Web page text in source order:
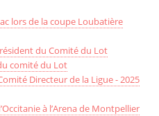
lors de la coupe Loubatière
du Comité du Lot
comité du Lot
Directeur de la Ligue - 2025
à l’Arena de Montpellier